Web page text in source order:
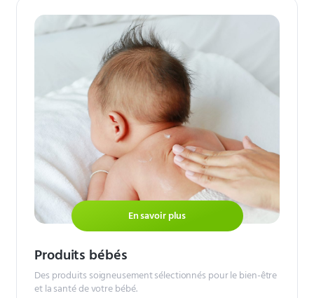
En savoir plus
Produits bébés
Des produits soigneusement sélectionnés pour le bien-être
et la santé de votre bébé.